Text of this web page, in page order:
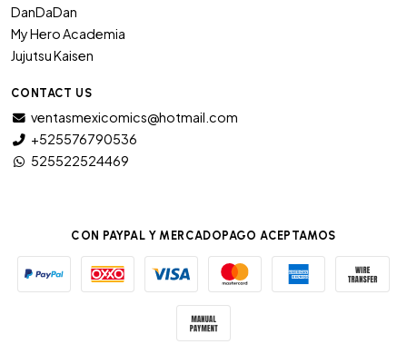
DanDaDan
My Hero Academia
Jujutsu Kaisen
CONTACT US
ventasmexicomics@hotmail.com
+525576790536
525522524469
CON PAYPAL Y MERCADOPAGO ACEPTAMOS